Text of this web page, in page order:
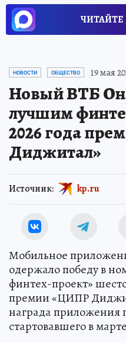
ЧИТАЙТЕ
НОВОСТИ ОБЩЕСТВО 19 мая
Новый ВТБ
лучшим
2026 года
Диджитал»
Источник: kp.ru
Мобильное
одержало победу в
финтех-проект»
премии «ЦИПР
награда приложения
стартовавшего в